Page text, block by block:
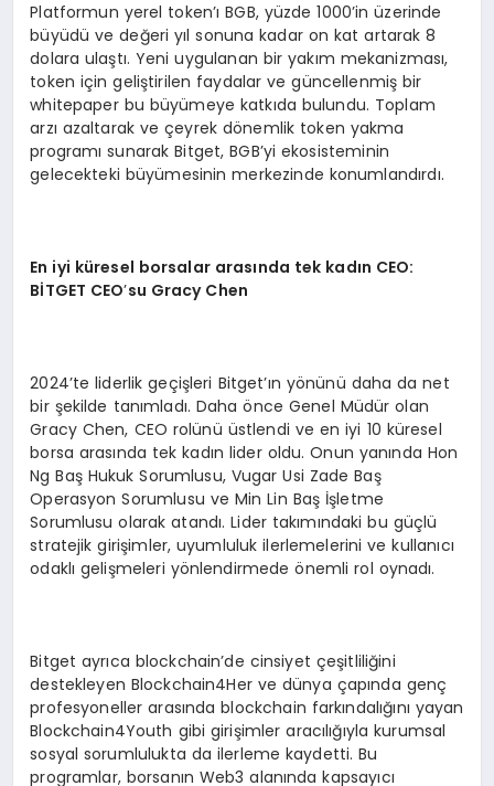
Platformun yerel token’ı BGB, yüzde 1000’in üzerinde
büyüdü ve değeri yıl sonuna kadar on kat artarak 8
dolara ulaştı. Yeni uygulanan bir yakım mekanizması,
token için geliştirilen faydalar ve güncellenmiş bir
whitepaper bu büyümeye katkıda bulundu. Toplam
arzı azaltarak ve çeyrek dönemlik token yakma
programı sunarak Bitget, BGB’yi ekosisteminin
gelecekteki büyümesinin merkezinde konumlandırdı.
En iyi küresel borsalar arasında tek kadın CEO:
BİTGET CEO’su Gracy Chen
2024’te liderlik geçişleri Bitget’ın yönünü daha da net
bir şekilde tanımladı. Daha önce Genel Müdür olan
Gracy Chen, CEO rolünü üstlendi ve en iyi 10 küresel
borsa arasında tek kadın lider oldu. Onun yanında Hon
Ng Baş Hukuk Sorumlusu, Vugar Usi Zade Baş
Operasyon Sorumlusu ve Min Lin Baş İşletme
Sorumlusu olarak atandı. Lider takımındaki bu güçlü
stratejik girişimler, uyumluluk ilerlemelerini ve kullanıcı
odaklı gelişmeleri yönlendirmede önemli rol oynadı.
Bitget ayrıca blockchain’de cinsiyet çeşitliliğini
destekleyen Blockchain4Her ve dünya çapında genç
profesyoneller arasında blockchain farkındalığını yayan
Blockchain4Youth gibi girişimler aracılığıyla kurumsal
sosyal sorumlulukta da ilerleme kaydetti. Bu
programlar, borsanın Web3 alanında kapsayıcı